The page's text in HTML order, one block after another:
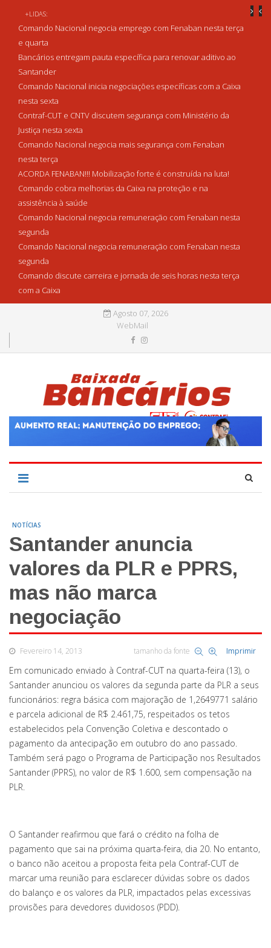
+LIDAS:
Comando Nacional negocia emprego com Fenaban nesta terça
e quarta
Bancários entregam pauta específica para renovar aditivo ao
Santander
Comando Nacional inicia negociações específicas com a Caixa
nesta sexta
Contraf-CUT e CNTV discutem segurança com Ministério da
Justiça nesta sexta
Comando Nacional negocia mais segurança com Fenaban
nesta terça
ACORDA FENABAN!!! Mobilização forte é construída na luta!
Comando cobra melhorias da Caixa na proteção e na
assistência à saúde
Comando Nacional negocia remuneração com Fenaban nesta
segunda
Comando Nacional negocia remuneração com Fenaban nesta
segunda
Comando discute carreira e jornada de seis horas nesta terça
com a Caixa
Agosto 07, 2026
WebMail
NOTÍCIAS
Santander anuncia
valores da PLR e PPRS,
mas não marca
negociação
Fevereiro 14, 2013 tamanho da fonte Imprimir
Em comunicado enviado à Contraf-CUT na quarta-feira (13), o
Santander anunciou os valores da segunda parte da PLR a seus
funcionários: regra básica com majoração de 1,2649771 salário
e parcela adicional de R$ 2.461,75, respeitados os tetos
estabelecidos pela Convenção Coletiva e descontado o
pagamento da antecipação em outubro do ano passado.
Também será pago o Programa de Participação nos Resultados
Santander (PPRS), no valor de R$ 1.600, sem compensação na
PLR.
O Santander reafirmou que fará o crédito na folha de
pagamento que sai na próxima quarta-feira, dia 20. No entanto,
o banco não aceitou a proposta feita pela Contraf-CUT de
marcar uma reunião para esclarecer dúvidas sobre os dados
do balanço e os valores da PLR, impactados pelas excessivas
provisões para devedores duvidosos (PDD).